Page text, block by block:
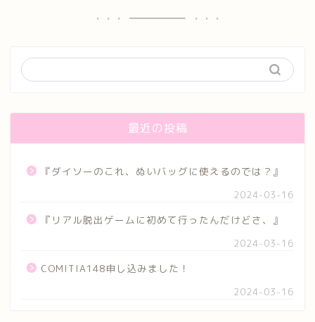
最近の投稿
『ダイソーのこれ、ぬいバッグに使えるのでは？』
2024-03-16
『リアル脱出ゲームに初めて行ったんだけどさ、』
2024-03-16
COMITIA148申し込みました！
2024-03-16